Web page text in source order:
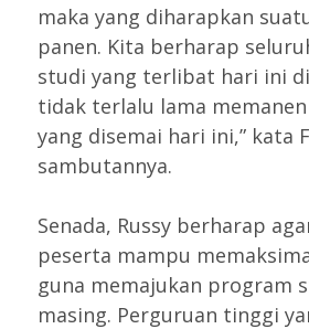
maka yang diharapkan
panen. Kita berharap
studi yang terlibat hari ini
tidak terlalu lama
yang disemai hari ini,” kata
sambutannya.
Senada, Russy berharap
peserta mampu
guna memajukan program
masing. Perguruan tinggi